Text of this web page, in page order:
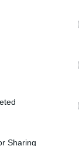
Sharing